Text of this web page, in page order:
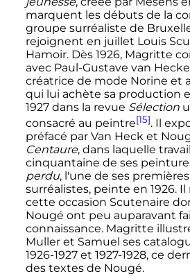
marquent les débuts de la
groupe surréaliste de
rejoignent en juillet Louis
Hamoir. Dès 1926, Magritte
avec Paul-Gustave van
créatrice de mode Norine et
qui lui achète sa production
1927dans la revue Sélection
consacré au peintre[15]. Il
préfacé par Van Heck et
Centaure, dans laquelle
cinquantaine de ses
perdu, l'une de ses
surréalistes, peinte en 1926.
cette occasion Scutenaire
Nougé ont peu auparavant
connaissance. Magritte
Muller et Samuel ses
1926-1927 et 1927-1928, ce
des textes de Nougé.